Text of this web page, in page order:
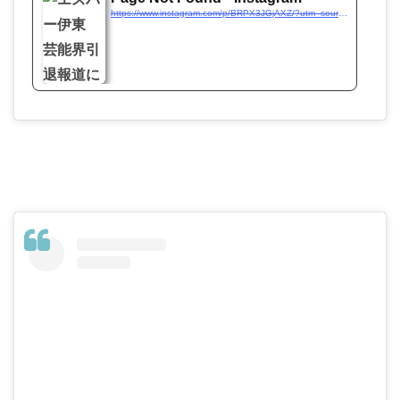
https://www.instagram.com/p/BRPX3JGjAXZ/?utm_source=ig_embed&utm_campaign=loading